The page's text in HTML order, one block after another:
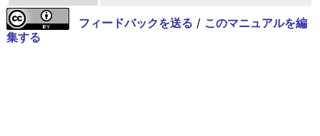
フィードバックを送る / このマニュアルを編
集する